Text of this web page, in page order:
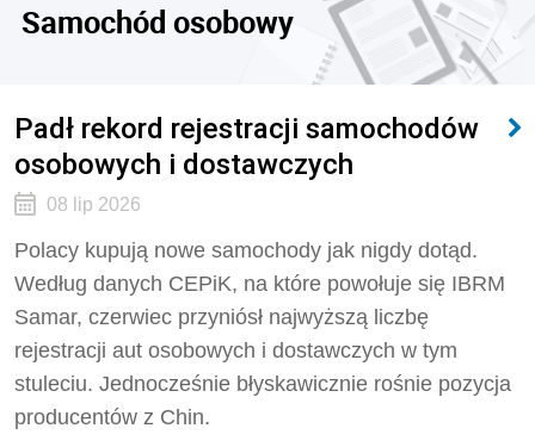
Samochód osobowy
Padł rekord rejestracji samochodów
osobowych i dostawczych
08 lip 2026
Polacy kupują nowe samochody jak nigdy dotąd.
Według danych CEPiK, na które powołuje się IBRM
Samar, czerwiec przyniósł najwyższą liczbę
rejestracji aut osobowych i dostawczych w tym
stuleciu. Jednocześnie błyskawicznie rośnie pozycja
producentów z Chin.